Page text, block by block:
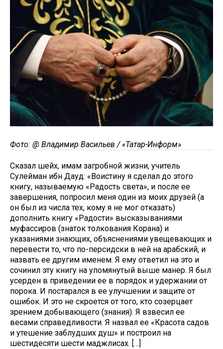
Фото: @ Владимир Васильев / «Татар-Информ»
Сказал шейх, имам загробной жизни, учитель
Сулейман ибн Дауд: «Воистину я сделал до этого
книгу, называемую «Радость света», и после ее
завершения, попросил меня один из моих друзей (а
он был из числа тех, кому я не мог отказать)
дополнить книгу «Радости» высказываниями
муфассиров (знаток толкования Корана) и
указаниями знающих, объяснениями увещевающих и
перевести то, что по-персидски в ней на арабский, и
назвать ее другим именем. Я ему ответил на это и
сочинил эту книгу на упомянутый выше манер. Я был
усерден в приведении ее в порядок и удержании от
порока. И постарался в ее улучшении и защите от
ошибок. И это не скроется от того, кто созерцает
зрением добывающего (знания). Я взвесил ее
весами справедливости. Я назвал ее «Красота садов
и утешение заблудших душ» и построил на
шестидесяти шести маджлисах. […]